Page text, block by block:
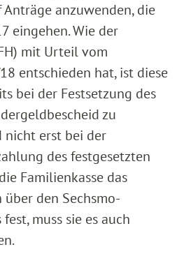
anzuwenden, die
eingehen. Wie der
mit Urteil vom
entschieden hat, ist diese
bei der Festsetzung des
zu
nicht erst bei der
des festgesetzten
Familienkasse das
den Sechsmo-
muss sie es auch